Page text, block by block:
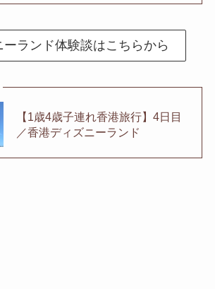
ランド体験談はこちらから
【1歳4歳子連れ香港旅行】4日目
／香港ディズニーランド